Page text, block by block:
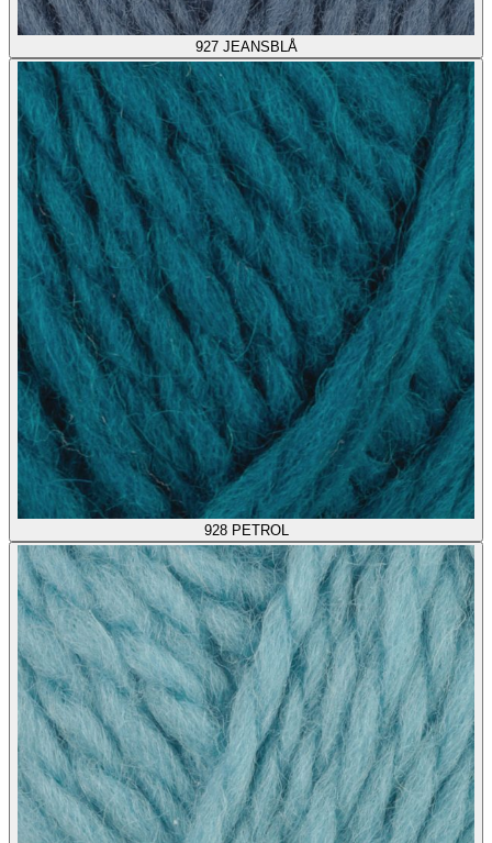
927 JEANSBLÅ
928 PETROL